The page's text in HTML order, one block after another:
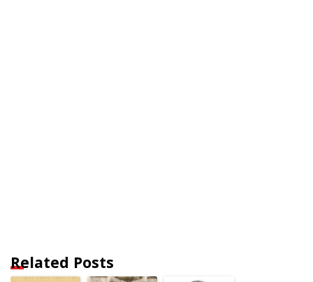
Related Posts